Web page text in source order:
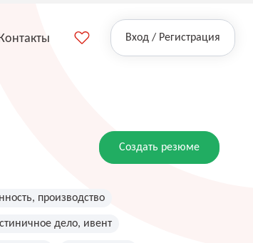
Контакты Вход / Регистрация
Создать резюме
производство
дело, ивент